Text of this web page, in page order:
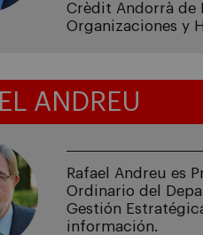
Crèdit Andorrà de
Organizaciones y
ANDREU
Rafael Andreu es
Ordinario del
Gestión
información.